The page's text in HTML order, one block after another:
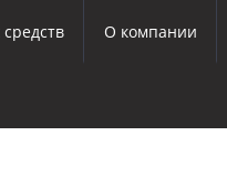
О компании